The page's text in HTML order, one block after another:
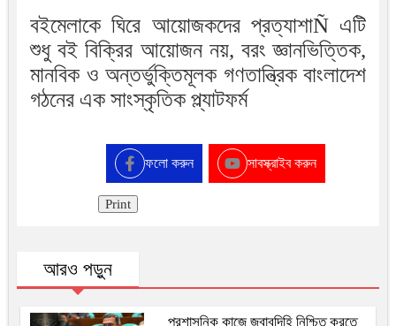
বইমেলাকে ঘিরে আয়োজকদের প্রত্যাশাÑ এটি
শুধু বই বিক্রির আয়োজন নয়, বরং জ্ঞানভিত্তিক,
মানবিক ও অন্তর্ভুক্তিমূলক গণতান্ত্রিক বাংলাদেশ
গঠনের এক সাংস্কৃতিক প্ল্যাটফর্ম
ফলো করুন সাবস্ক্রাইব করুন
Print
আরও পড়ুন
প্রশাসনিক কাজে জবাবদিহি নিশ্চিত করতে